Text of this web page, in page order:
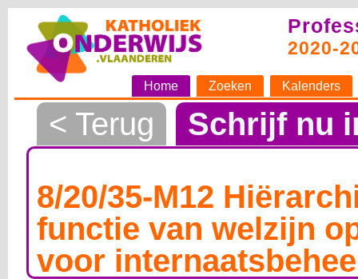
2020-
Home Zoeken Kalenders
< Terug Schrijf nu
8/20/35-M12
functie van welzijn
voor